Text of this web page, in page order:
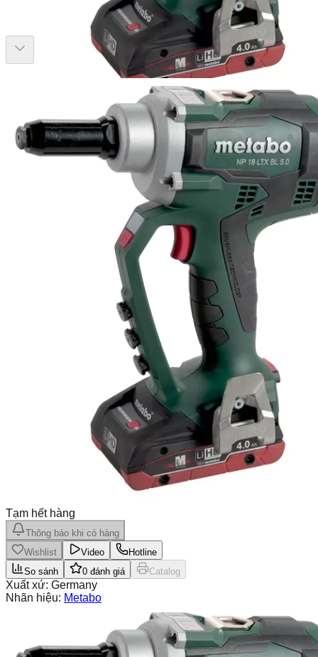
Tạm hết hàng
Thông báo khi có hàng
Wishlist
Video
Hotline
So sánh
0 đánh giá Catalog
Xuất xứ: Germany
Nhãn hiệu: Metabo